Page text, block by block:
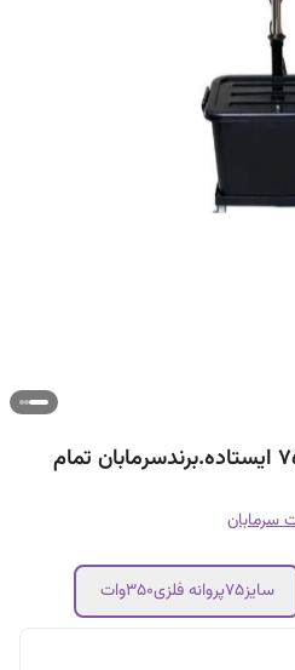
پنکه مهپاش صنعتی سایز۷۵ ایستاده.برندسرمابان تمام
سرمابان
سایز۷۵پروانه فلزی۳۵۰وات